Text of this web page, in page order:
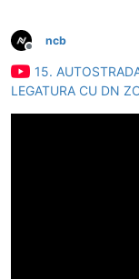
Deconectat
ncb
15.
LEGATURA CU DN